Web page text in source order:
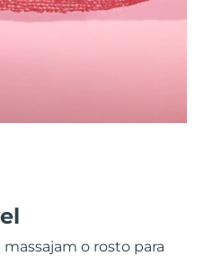
massajam o rosto para